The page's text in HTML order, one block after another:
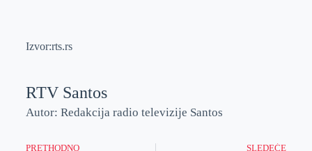
Izvor:rts.rs
RTV Santos
Autor: Redakcija radio televizije Santos
PRETHODNO SLEDEĆE